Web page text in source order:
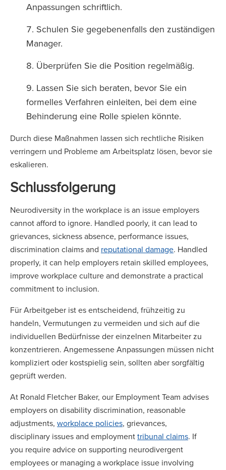
Anpassungen schriftlich.
Schulen Sie gegebenenfalls den zuständigen
Manager.
Überprüfen Sie die Position regelmäßig.
Lassen Sie sich beraten, bevor Sie ein
formelles Verfahren einleiten, bei dem eine
Behinderung eine Rolle spielen könnte.
Durch diese Maßnahmen lassen sich rechtliche Risiken
verringern und Probleme am Arbeitsplatz lösen, bevor sie
eskalieren.
Schlussfolgerung
Neurodiversity in the workplace is an issue employers
cannot afford to ignore. Handled poorly, it can lead to
grievances, sickness absence, performance issues,
discrimination claims and reputational damage. Handled
properly, it can help employers retain skilled employees,
improve workplace culture and demonstrate a practical
commitment to inclusion.
Für Arbeitgeber ist es entscheidend, frühzeitig zu
handeln, Vermutungen zu vermeiden und sich auf die
individuellen Bedürfnisse der einzelnen Mitarbeiter zu
konzentrieren. Angemessene Anpassungen müssen nicht
kompliziert oder kostspielig sein, sollten aber sorgfältig
geprüft werden.
At Ronald Fletcher Baker, our Employment Team advises
employers on disability discrimination, reasonable
adjustments, workplace policies, grievances,
disciplinary issues and employmenttribunal claims. If
you require advice on supporting neurodivergent
employees or managing a workplace issue involving